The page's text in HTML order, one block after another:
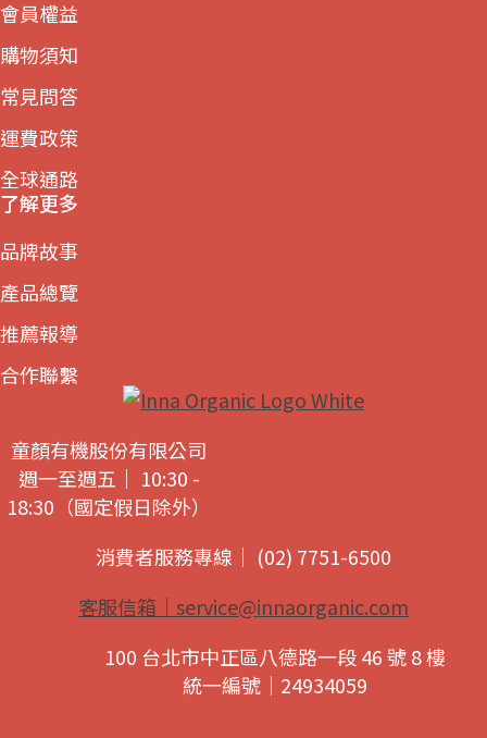
會員權益
購物須知
常見問答
運費政策
全球通路
了解更多
品牌故事
產品總覽
推薦報導
合作聯繫
童顏有機股份有限公司
週一至週五｜ 10:30 -
18:30（國定假日除外）
消費者服務專線｜ (02) 7751-6500
客服信箱｜ service@innaorganic.com
100 台北市中正區八德路一段 46 號 8 樓
統一編號｜24934059